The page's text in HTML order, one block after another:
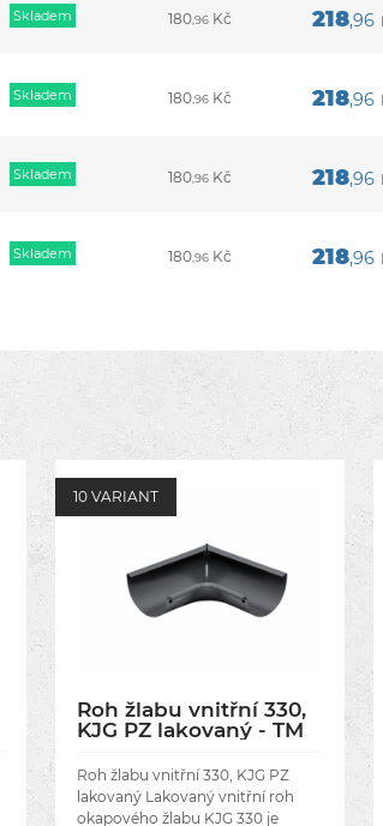
Skladem 180,96Kč 218,96
Skladem 180,96Kč 218,96
Skladem 180,96Kč 218,96
Skladem 180,96Kč 218,96
10 VARIANT
Roh žlabu vnitřní 330,
KJG PZ lakovaný - TM
hnědá
Roh žlabu vnitřní 330, KJG PZ
lakovaný Lakovaný vnitřní roh
okapového žlabu KJG 330 je